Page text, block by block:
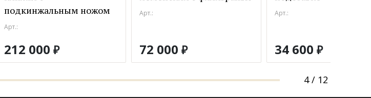
подкинжальным ножом
Арт.:
212 000 ₽
Арт.:
72 000 ₽
Арт.:
34 600 ₽
4 / 12